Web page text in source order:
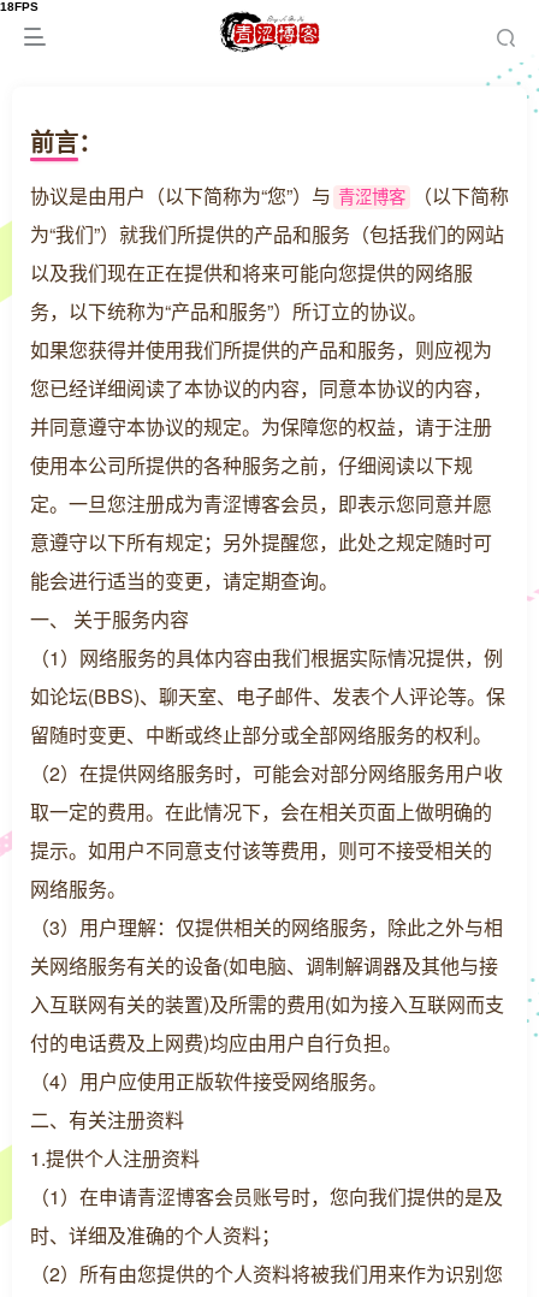
前言：
协议是由用户（以下简称为“您”）与 青涩博客
（以下简称
为“我们”）就我们所提供的产品和服务（包括我们的网站
以及我们现在正在提供和将来可能向您提供的网络服
务，以下统称为“产品和服务”）所订立的协议。
如果您获得并使用我们所提供的产品和服务，则应视为
您已经详细阅读了本协议的内容，同意本协议的内容，
并同意遵守本协议的规定。为保障您的权益，请于注册
使用本公司所提供的各种服务之前，仔细阅读以下规
定。一旦您注册成为青涩博客会员，即表示您同意并愿
意遵守以下所有规定；另外提醒您，此处之规定随时可
能会进行适当的变更，请定期查询。
一、 关于服务内容
（1）网络服务的具体内容由我们根据实际情况提供，例
如论坛(BBS)、聊天室、电子邮件、发表个人评论等。保
留随时变更、中断或终止部分或全部网络服务的权利。
（2）在提供网络服务时，可能会对部分网络服务用户收
取一定的费用。在此情况下，会在相关页面上做明确的
提示。如用户不同意支付该等费用，则可不接受相关的
网络服务。
（3）用户理解：仅提供相关的网络服务，除此之外与相
关网络服务有关的设备(如电脑、调制解调器及其他与接
入互联网有关的装置)及所需的费用(如为接入互联网而支
付的电话费及上网费)均应由用户自行负担。
（4）用户应使用正版软件接受网络服务。
二、有关注册资料
1.提供个人注册资料
（1）在申请青涩博客会员账号时，您向我们提供的是及
时、详细及准确的个人资料；
（2）所有由您提供的个人资料将被我们用来作为识别您